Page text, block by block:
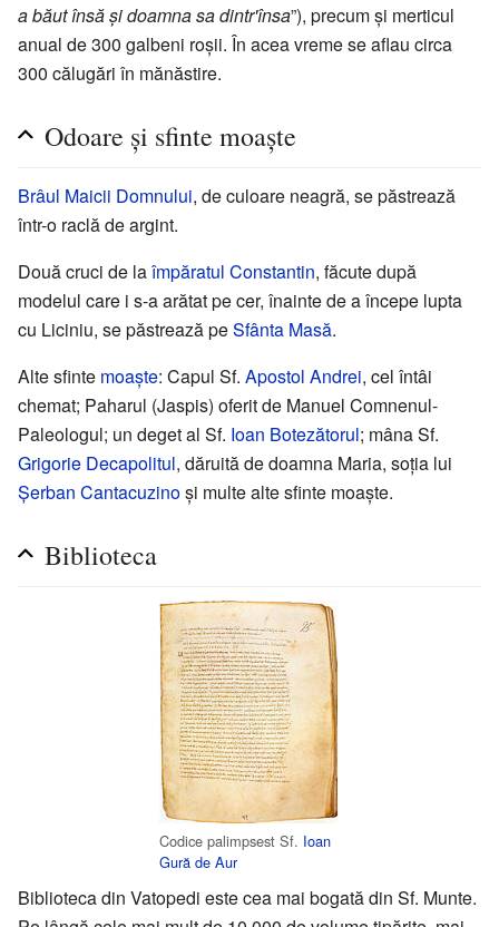
a băut însă și doamna sa dintr'însa”), precum și merticul
anual de 300 galbeni roșii. În acea vreme se aflau circa
300 călugări în mănăstire.
Odoare și sfinte moaște
Brâul Maicii Domnului, de culoare neagră, se păstrează
într-o raclă de argint.
Două cruci de laîmpăratul Constantin, făcute după
modelul care i s-a arătat pe cer, înainte de a începe lupta
cu Liciniu, se păstrează peSfânta Masă.
Alte sfinte moaște: Capul Sf. Apostol Andrei, cel întâi
chemat; Paharul (Jaspis) oferit de Manuel Comnenul-
Paleologul; un deget al Sf. Ioan Botezătorul; mâna Sf.
Grigorie Decapolitul, dăruită de doamna Maria, soția lui
Șerban Cantacuzinoși multe alte sfinte moaște.
Biblioteca
Codice palimpsest Sf. Ioan
Gură de Aur
Biblioteca din Vatopedi este cea mai bogată din Sf. Munte.